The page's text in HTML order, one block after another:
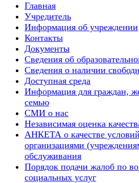
Главная
Учредитель
Информация об учреждении
Контакты
Документы
Сведения об
Сведения о наличии
Доступная среда
Информация для граждан,
семью
СМИ о нас
Независимая оценка
АНКЕТА о качестве условий
организациями
обслуживания
Порядок подачи жалоб по
социальных услуг